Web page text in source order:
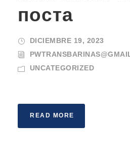
поста
DICIEMBRE 19, 2023
UNCATEGORIZED
READ MORE